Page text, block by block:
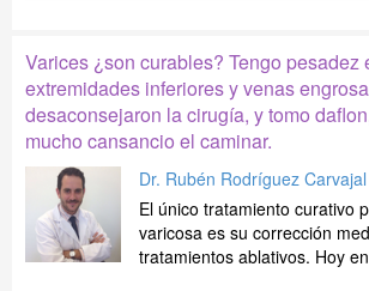
Varices ¿son curables? Tengo pesadez
extremidades inferiores y venas
desaconsejaron la cirugía, y tomo
mucho cansancio el caminar.
Dr. Rubén Rodríguez Carvajal
El único tratamiento curativo
varicosa es su corrección
tratamientos ablativos. Hoy